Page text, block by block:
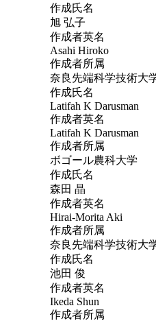
作成氏名
旭 弘子
作成者英名
Asahi Hiroko
作成者所属
奈良先端科学技術大
作成氏名
Latifah K Darusman
作成者英名
Latifah K Darusman
作成者所属
ボゴール農科大学
作成氏名
森田 晶
作成者英名
Hirai-Morita Aki
作成者所属
奈良先端科学技術大
作成氏名
池田 俊
作成者英名
Ikeda Shun
作成者所属